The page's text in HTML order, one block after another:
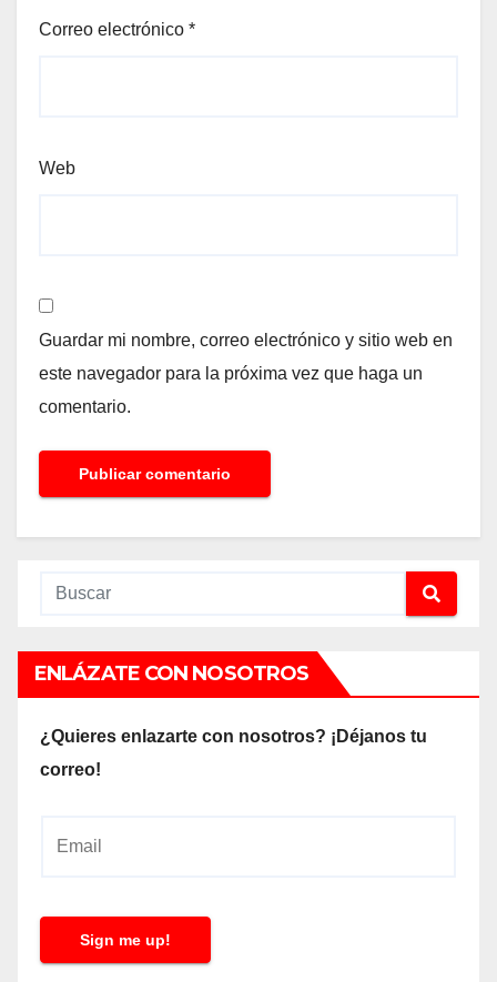
Correo electrónico *
Web
Guardar mi nombre, correo electrónico y sitio web en
este navegador para la próxima vez que haga un
comentario.
ENLÁZATE CON NOSOTROS
¿Quieres enlazarte con nosotros? ¡Déjanos tu
correo!
l
Sign me up!